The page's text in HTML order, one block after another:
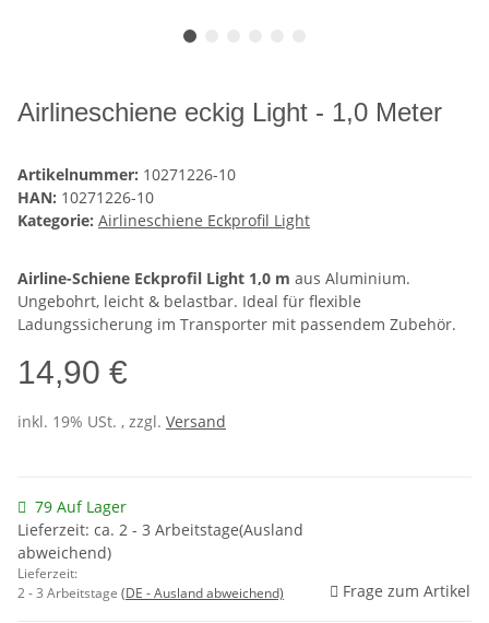
Airlineschiene eckig Light - 1,0 Meter
Artikelnummer: 10271226-10
HAN: 10271226-10
Kategorie: Airlineschiene Eckprofil Light
Airline-Schiene Eckprofil Light 1,0 m aus Aluminium.
Ungebohrt, leicht & belastbar. Ideal für flexible
Ladungssicherung im Transporter mit passendem Zubehör.
14,90 €
inkl. 19% USt. , zzgl. Versand
79 Auf Lager
Lieferzeit: ca. 2 - 3 Arbeitstage(Ausland
abweichend)
Lieferzeit:
2 - 3 Arbeitstage (DE - Ausland abweichend) Frage zum Artikel